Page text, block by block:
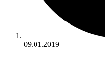
09.01.2019